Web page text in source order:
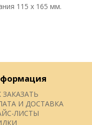
115 х 165 мм.
ЗАКАЗАТЬ
И ДОСТАВКА
ЛИСТЫ